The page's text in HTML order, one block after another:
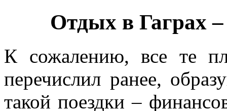
Отдых в Гаграх
К сожалению, все те
перечислил ранее,
такой поездки –